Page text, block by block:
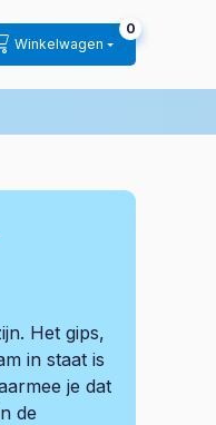
Winkelwagen
0
Het gips,
in staat is
je dat
de